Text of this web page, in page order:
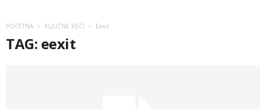
POČETNA KLJUČNE REČI Eexit
TAG: eexit